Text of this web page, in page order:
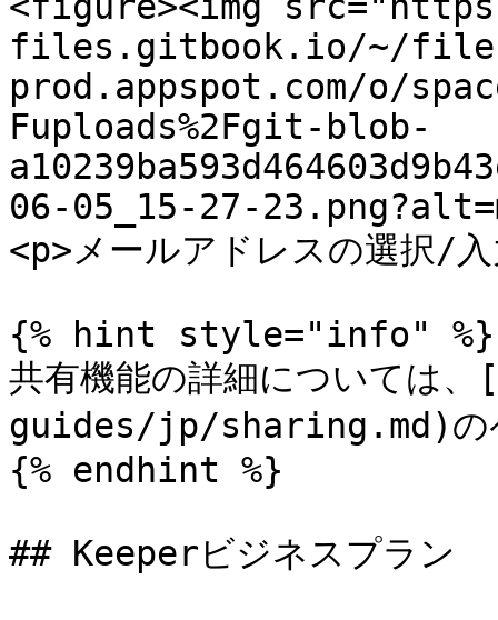
files.gitbook.io/~/
prod.appspot.com/o/
Fuploads%2Fgit-blob-
06-05_15-27-
<p>メールアドレスの選
{% hint style="info" %}
共有機能の詳細については
guides/jp/sharing.md)のペ
{% endhint %}
## Keeperビジネスプラン